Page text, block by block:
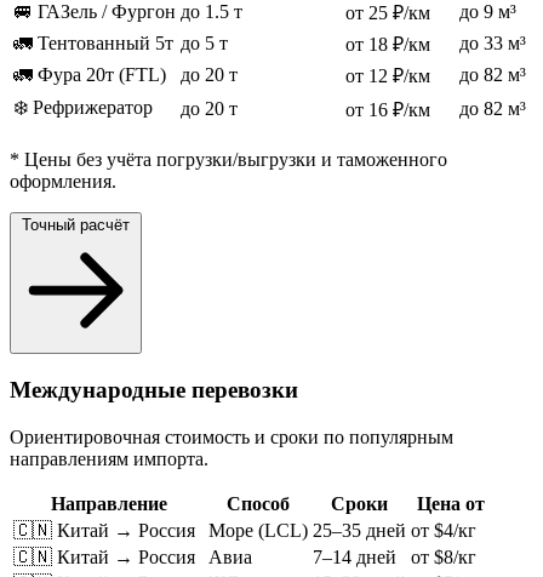
🚐 ГАЗель / Фургон до 1.5 т от 25 ₽/км
до 9 м³
🚛 Тентованный 5т до 5 т от 18 ₽/км
до 33 м³
🚛 Фура 20т (FTL)
до 20 т от 12 ₽/км
до 82 м³
❄️ Рефрижератор
до 20 т от 16 ₽/км до 82 м³
* Цены без учёта погрузки/выгрузки и таможенного
оформления.
Точный расчёт
Международные перевозки
Ориентировочная стоимость и сроки по популярным
направлениям импорта.
Направление Способ Сроки
Цена от
🇨🇳 Китай → Россия
Море (LCL) 25–35 дней от $4/кг
🇨🇳 Китай → Россия
Авиа 7–14 дней
от $8/кг